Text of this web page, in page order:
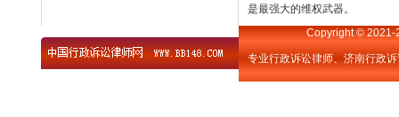
是最强大的维权武器。
Copyright ©
专业行政诉讼律师、济南行政